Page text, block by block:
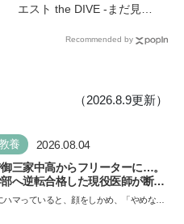
エスト the DIVE -まだ見ぬ
カドに登場！ VR体験からコ
Recommended by
（2026.8.9更新）
養 2026.08.04
三家中高からフリーターに…。
へ逆転合格した現役医師が断言
が受験勉強に役立った」そう考
マっていると、顔をしかめ、「やめなさ